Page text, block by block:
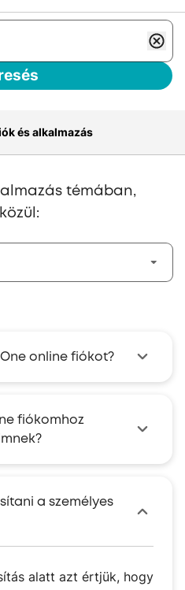
és alkalmazás
témában,
online fiókot?
fiókomhoz
a személyes
alatt azt értjük, hogy